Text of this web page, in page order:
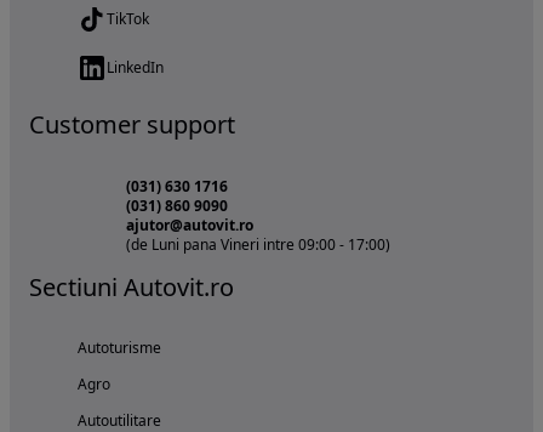
TikTok
LinkedIn
Customer support
(031) 630 1716
(031) 860 9090
ajutor@autovit.ro
(de Luni pana Vineri intre 09:00 - 17:00)
Sectiuni Autovit.ro
Autoturisme
Agro
Autoutilitare